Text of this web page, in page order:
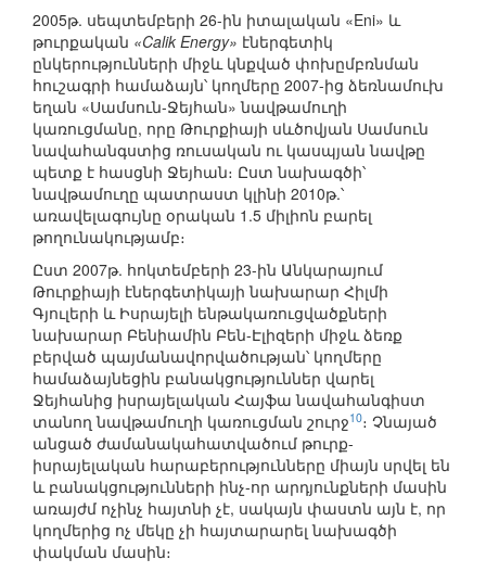
2005թ. սեպտեմբերի 26-ին իտալական «Eni» և
թուրքական «Calik Energy» էներգետիկ
ընկերությունների միջև կնքված փոխըմբռնման
հուշագրի համաձայն՝ կողմերը 2007-ից ձեռնամուխ
եղան «Սամսուն-Ջեյհան» նավթամուղի
կառուցմանը, որը Թուրքիայի սևծովյան Սամսուն
նավահանգստից ռուսական ու կասպյան նավթը
պետք է հասցնի Ջեյհան։ Ըստ նախագծի՝
նավթամուղը պատրաստ կլինի 2010թ.՝
առավելագույնը օրական 1.5 միլիոն բարել
թողունակությամբ։
Ըստ 2007թ. հոկտեմբերի 23-ին Անկարայում
Թուրքիայի էներգետիկայի նախարար Հիլմի
Գյուլերի և Իսրայելի ենթակառուցվածքների
նախարար Բենիամին Բեն-Էլիզերի միջև ձեռք
բերված պայմանավորվածության՝ կողմերը
համաձայնեցին բանակցություններ վարել
Ջեյհանից իսրայելական Հայֆա նավահանգիստ
տանող նավթամուղի կառուցման շուրջ10։ Չնայած
անցած ժամանակահատվածում թուրք-
իսրայելական հարաբերությունները միայն սրվել են
և բանակցությունների ինչ-որ արդյունքների մասին
առայժմ ոչինչ հայտնի չէ, սակայն փաստն այն է, որ
կողմերից ոչ մեկը չի հայտարարել նախագծի
փակման մասին։